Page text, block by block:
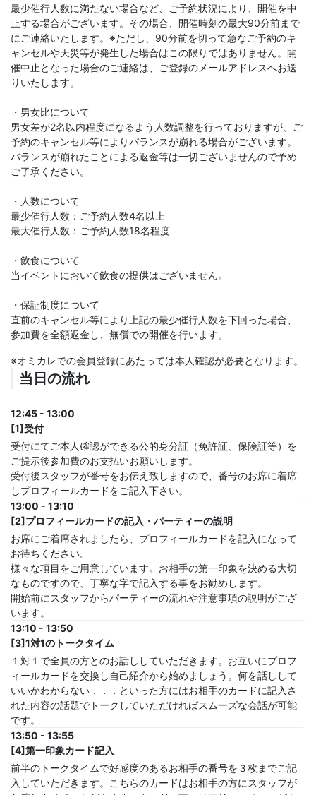
最少催行人数に満たない場合など、ご予約状況により、開催を中
止する場合がございます。その場合、開催時刻の最大90分前まで
にご連絡いたします。※ただし、90分前を切って急なご予約のキ
ャンセルや天災等が発生した場合はこの限りではありません。開
催中止となった場合のご連絡は、ご登録のメールアドレスへお送
りいたします。
・男女比について
男女差が2名以内程度になるよう人数調整を行っておりますが、ご
予約のキャンセル等によりバランスが崩れる場合がございます。
バランスが崩れたことによる返金等は一切ございませんので予め
ご了承ください。
・人数について
最少催行人数：ご予約人数4名以上
最大催行人数：ご予約人数18名程度
・飲食について
当イベントにおいて飲食の提供はございません。
・保証制度について
直前のキャンセル等により上記の最少催行人数を下回った場合、
参加費を全額返金し、無償での開催を行います。
※オミカレでの会員登録にあたっては本人確認が必要となります。
当日の流れ
12:45 - 13:00
[1]受付
受付にてご本人確認ができる公的身分証（免許証、保険証等）を
ご提示後参加費のお支払いお願いします。
受付後スタッフが番号をお伝え致しますので、番号のお席に着席
しプロフィールカードをご記入下さい。
13:00 - 13:10
[2]プロフィールカードの記入・パーティーの説明
お席にご着席されましたら、プロフィールカードを記入になって
お待ちください。
様々な項目をご用意しています。お相手の第一印象を決める大切
なものですので、丁寧な字で記入する事をお勧めします。
開始前にスタッフからパーティーの流れや注意事項の説明がござ
います。
13:10 - 13:50
[3]1対1のトークタイム
１対１で全員の方とのお話ししていただきます。お互いにプロフ
ィールカードを交換し自己紹介から始めましょう。何を話しして
いいかわからない．．．といった方にはお相手のカードに記入さ
れた内容の話題でトークしていただければスムーズな会話が可能
です。
13:50 - 13:55
[4]第一印象カード記入
前半のトークタイムで好感度のあるお相手の番号を３枚までご記
入していただきます。こちらのカードはお相手の方にスタッフが